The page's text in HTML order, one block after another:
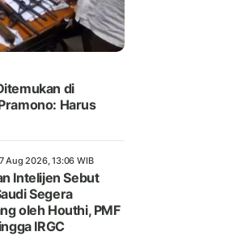
di
Harus
Aug 2026, 13:06 WIB
Intelijen Sebut
Segera
oleh Houthi, PMF
IRGC